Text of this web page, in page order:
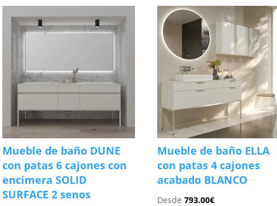
Mueble de baño DUNE
con patas 6 cajones con
encimera SOLID
SURFACE 2 senos
Mueble de baño ELLA
con patas 4 cajones
acabado BLANCO
Desde793.00€